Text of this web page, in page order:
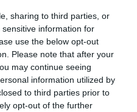
sharing to third parties, or
information for
use the below opt-out
Please note that after your
may continue seeing
information utilized by
to third parties prior to
opt-out of the further